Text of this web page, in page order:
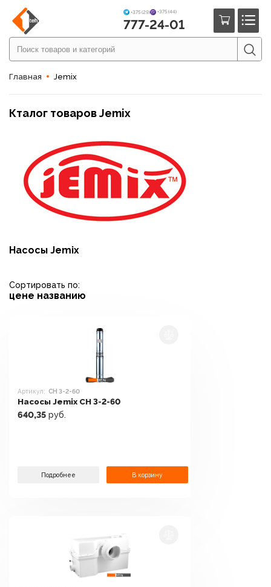
+375 (29) +375 (44)
777-24-01
Главная Jemix
Кталог товаров Jemix
Насосы Jemix
Сортировать по:
цене названию
Артикул: СН 3-2-60
Насосы Jemix СН 3-2-60
640,35 руб.
Подробнее В корзину